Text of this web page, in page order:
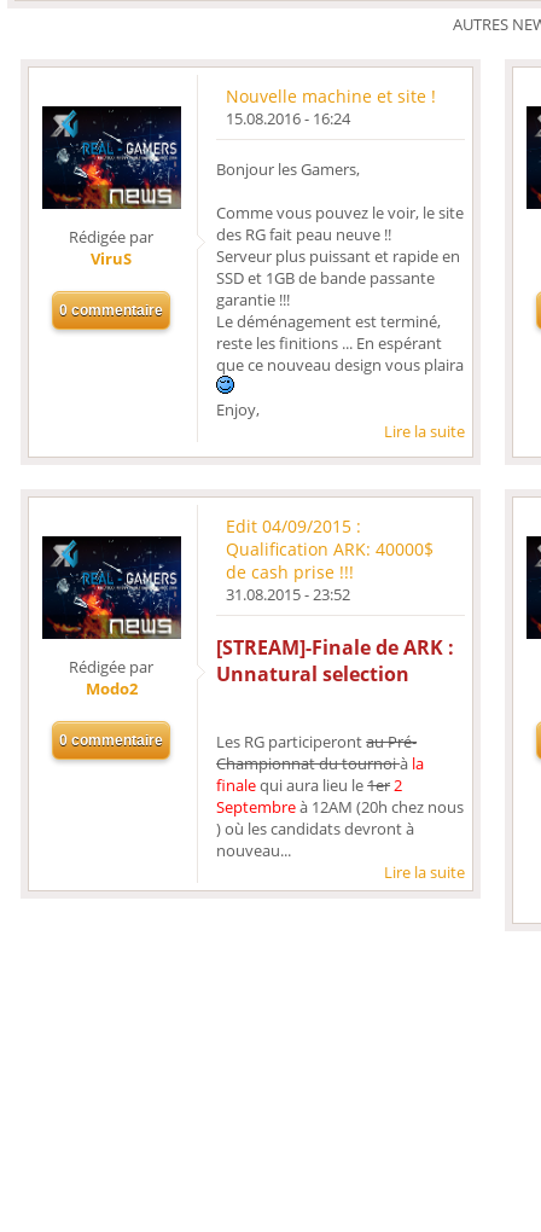
AUTRES
Rédigée par
ViruS
Nouvelle machine et site !
15.08.2016 - 16:24
Bonjour les Gamers,
Comme vous pouvez le voir, le site
des RG fait peau neuve !!
Serveur plus puissant et rapide en
SSD et 1GB de bande passante
garantie !!!
Le déménagement est terminé,
reste les finitions ... En espérant
que ce nouveau design vous plaira
Enjoy,
Lire la suite
Rédigée par
Modo2
Edit 04/09/2015 :
Qualification ARK: 40000$
de cash prise !!!
31.08.2015 - 23:52
[STREAM]-Finale de ARK :
Unnatural selection
Les RG participerontau Pré-
Championnat du tournoià la
finalequi aura lieu le1er2
Septembreà 12AM (20h chez nous
) où les candidats devront à
nouveau...
Lire la suite